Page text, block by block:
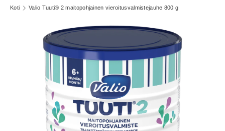
Koti Valio Tuuti® 2 maitopohjainen vieroitusvalmistejauhe 800 g